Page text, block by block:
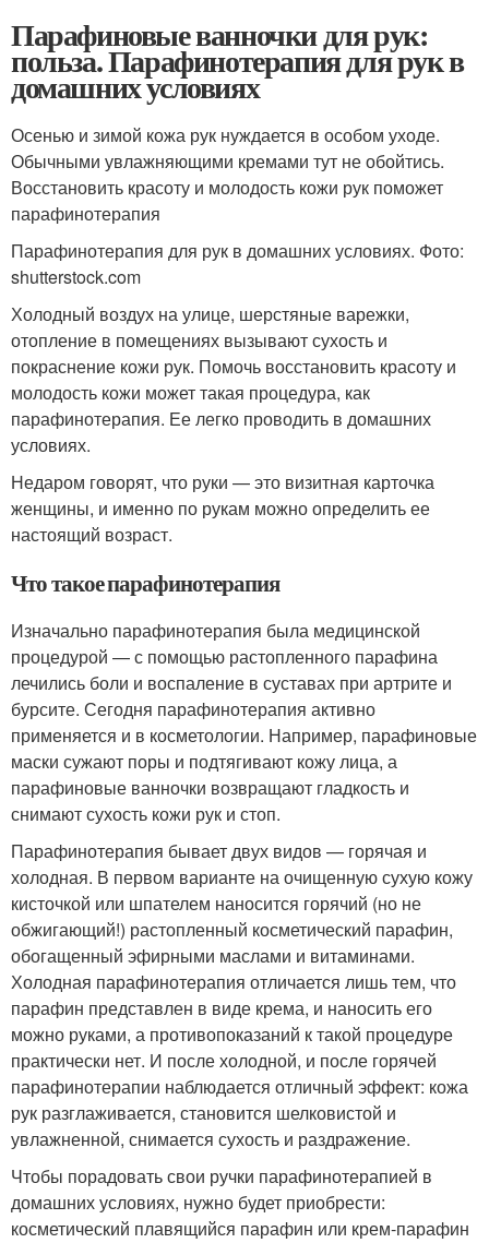
Парафиновые ванночки для рук:
польза. Парафинотерапия для рук в
домашних условиях
Осенью и зимой кожа рук нуждается в особом уходе.
Обычными увлажняющими кремами тут не обойтись.
Восстановить красоту и молодость кожи рук поможет
парафинотерапия
Парафинотерапия для рук в домашних условиях. Фото:
shutterstock.com
Холодный воздух на улице, шерстяные варежки,
отопление в помещениях вызывают сухость и
покраснение кожи рук. Помочь восстановить красоту и
молодость кожи может такая процедура, как
парафинотерапия. Ее легко проводить в домашних
условиях.
Недаром говорят, что руки — это визитная карточка
женщины, и именно по рукам можно определить ее
настоящий возраст.
Что такое парафинотерапия
Изначально парафинотерапия была медицинской
процедурой — с помощью растопленного парафина
лечились боли и воспаление в суставах при артрите и
бурсите. Сегодня парафинотерапия активно
применяется и в косметологии. Например, парафиновые
маски сужают поры и подтягивают кожу лица, а
парафиновые ванночки возвращают гладкость и
снимают сухость кожи рук и стоп.
Парафинотерапия бывает двух видов — горячая и
холодная. В первом варианте на очищенную сухую кожу
кисточкой или шпателем наносится горячий (но не
обжигающий!) растопленный косметический парафин,
обогащенный эфирными маслами и витаминами.
Холодная парафинотерапия отличается лишь тем, что
парафин представлен в виде крема, и наносить его
можно руками, а противопоказаний к такой процедуре
практически нет. И после холодной, и после горячей
парафинотерапии наблюдается отличный эффект: кожа
рук разглаживается, становится шелковистой и
увлажненной, снимается сухость и раздражение.
Чтобы порадовать свои ручки парафинотерапией в
домашних условиях, нужно будет приобрести:
косметический плавящийся парафин или крем-парафин